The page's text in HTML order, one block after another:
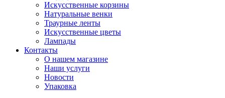
Искусственные корзины
Натуральные венки
Траурные ленты
Искусственные цветы
Лампады
Контакты
О нашем магазине
Наши услуги
Новости
Упаковка